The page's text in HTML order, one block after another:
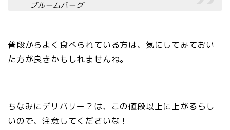
ブルームバーグ
普段からよく食べられている方は、気にしてみておい
た方が良きかもしれませんね。
ちなみにデリバリー？は、この値段以上に上がるらし
いので、注意してくださいな！